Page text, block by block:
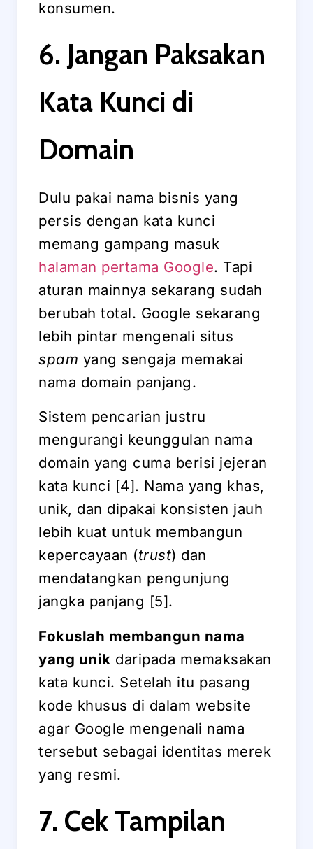
konsumen.
6. Jangan Paksakan
Kata Kunci di
Domain
Dulu pakai nama bisnis yang
persis dengan kata kunci
memang gampang masuk
halaman pertama Google. Tapi
aturan mainnya sekarang sudah
berubah total. Google sekarang
lebih pintar mengenali situs
spam yang sengaja memakai
nama domain panjang.
Sistem pencarian justru
mengurangi keunggulan nama
domain yang cuma berisi jejeran
kata kunci [4]. Nama yang khas,
unik, dan dipakai konsisten jauh
lebih kuat untuk membangun
kepercayaan (trust) dan
mendatangkan pengunjung
jangka panjang [5].
Fokuslah membangun nama
yang unik daripada memaksakan
kata kunci. Setelah itu pasang
kode khusus di dalam website
agar Google mengenali nama
tersebut sebagai identitas merek
yang resmi.
7. Cek Tampilan